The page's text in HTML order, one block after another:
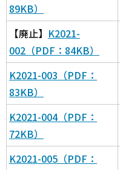
89KB）
【廃止】 K2021-
002（PDF：84KB）
K2021-003（PDF：
83KB）
K2021-004（PDF：
72KB）
K2021-005（PDF：